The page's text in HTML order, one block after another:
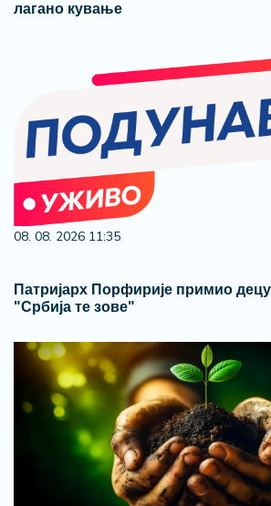
лагано кување
08. 08. 2026 11:35
Патријарх Порфирије примио
"Србија те зове"